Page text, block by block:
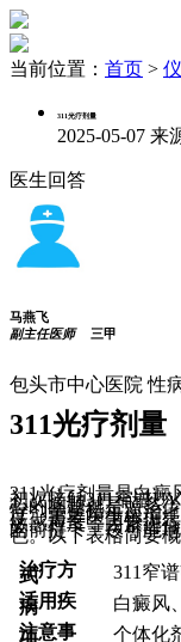
当前位置： 首页 >
311光疗剂量
2025-05-07 来
医生回答
马燕飞
副主任医师
三甲
包头市中心医院 性
311光疗剂量
311光疗剂量是白癜
初次接触311窄谱
心的问题就是照多
疗剂量是指每次治
度，需要医生根据
敏感程度等因素进
的前提下，尽可能
色。以下表格简要
治疗方
式
311窄
适用疾
病
白癜风
注意事
个体化